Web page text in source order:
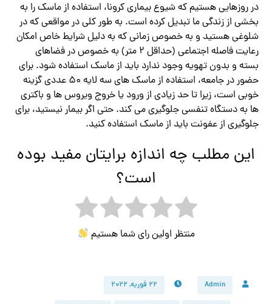
در روزهایی هستیم که شیوع بیماری کرونا، استفاده از ماسک را به
بخشی از زندگی ما تبدیل کرده است. به طور کلی در مواقعی که در
شلوغی هستید و به خصوص زمانی که به دلیل شرایط خاص امکان
رعایت فاصله اجتماعی (حداقل ۲ متر) به خصوص در فضاهای
بسته و بدون تهویه وجود ندارد باید از ماسک استفاده شود. برای
حضور در جامعه، استفاده از ماسک های سه لایه ۵۰ عددی گزینه
خوبی است، زیرا تا حد زیادی از ورود یا خروج ویروس ها و باکتری
ها به دستگاه تنفسی جلوگیری می کند. حتی اگر بیمار نیستید، برای
جلوگیری از عفونت باید از ماسک استفاده کنید.
این مطلب چه اندازه برایتان مفید بوده
است؟
منتظر اولین رای شما هستیم
Admin ۲۲ فوریه, ۲۰۲۲